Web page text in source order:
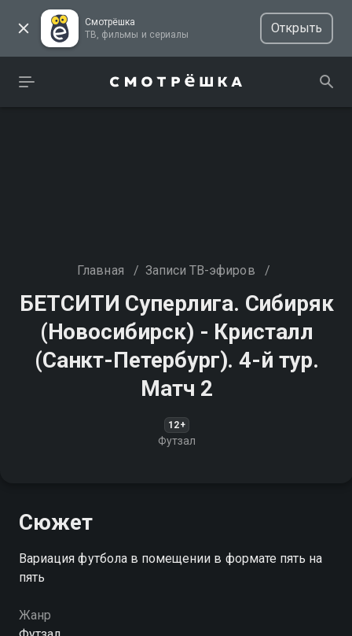
Смотрёшка
ТВ, фильмы и сериалы
Открыть
Главная / Записи ТВ-эфиров /
БЕТСИТИ Суперлига. Сибиряк
(Новосибирск) - Кристалл
(Санкт-Петербург). 4-й тур.
Матч 2
12+
Футзал
Сюжет
Вариация футбола в помещении в формате пять на
пять
Жанр